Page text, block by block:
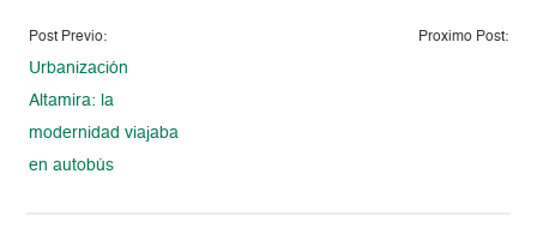
Post Previo:
Urbanización
Altamira: la
modernidad viajaba
en autobús
Proximo Post: